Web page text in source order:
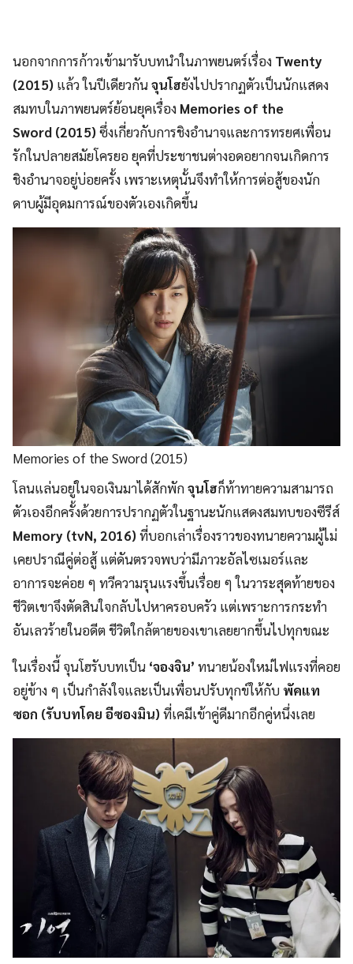
นอกจากการก้าวเข้ามารับบทนำในภาพยนตร์เรื่อง Twenty
(2015) แล้ว ในปีเดียวกันจุนโฮยังไปปรากฏตัวเป็นนักแสดง
สมทบในภาพยนตร์ย้อนยุคเรื่อง Memories of the
Sword (2015)ซึ่งเกี่ยวกับการชิงอำนาจและการทรยศเพื่อน
รักในปลายสมัยโครยอ ยุคที่ประชาชนต่างอดอยากจนเกิดการ
ชิงอำนาจอยู่บ่อยครั้ง เพราะเหตุนั้นจึงทำให้การต่อสู้ของนัก
ดาบผู้มีอุดมการณ์ของตัวเองเกิดขึ้น
Memories of the Sword (2015)
โลนแล่นอยู่ในจอเงินมาได้สักพักจุนโฮก็ท้าทายความสามารถ
ตัวเองอีกครั้งด้วยการปรากฏตัวในฐานะนักแสดงสมทบของซีรีส์
Memory (tvN, 2016)ที่บอกเล่าเรื่องราวของทนายความผู้ไม่
เคยปราณีคู่ต่อสู้ แต่ดันตรวจพบว่ามีภาวะอัลไซเมอร์และ
อาการจะค่อย ๆ ทวีความรุนแรงขึ้นเรื่อย ๆ ในวาระสุดท้ายของ
ชีวิตเขาจึงตัดสินใจกลับไปหาครอบครัว แต่เพราะการกระทำ
อันเลวร้ายในอดีต ชีวิตใกล้ตายของเขาเลยยากขึ้นไปทุกขณะ
ในเรื่องนี้ จุนโฮรับบทเป็น ‘จองจิน’ ทนายน้องใหม่ไฟแรงที่คอย
อยู่ข้าง ๆ เป็นกำลังใจและเป็นเพื่อนปรับทุกข์ให้กับ พัคแท
ซอก (รับบทโดย อีซองมิน)ที่เคมีเข้าคู่ดีมากอีกคู่หนึ่งเลย